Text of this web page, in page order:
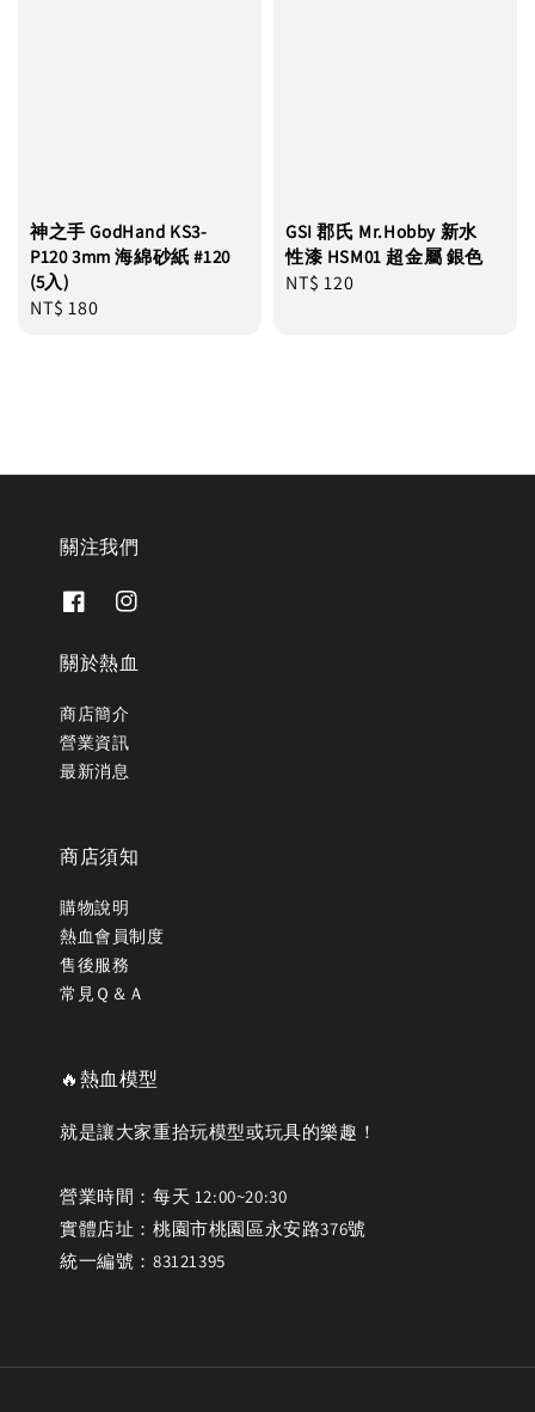
神之手 GodHand KS3-
P120 3mm 海綿砂紙 #120
(5入)
Regular
NT$ 180
GSI 郡氏 Mr.Hobby 新水
性漆 HSM01 超金屬 銀色
Regular
NT$ 120
關注我們
關於熱血
商店簡介
營業資訊
最新消息
商店須知
購物說明
熱血會員制度
售後服務
常見Ｑ＆Ａ
🔥熱血模型
就是讓大家重拾玩模型或玩具的樂趣！
營業時間：每天 12:00~20:30
實體店址：桃園市桃園區永安路376號
統一編號：83121395